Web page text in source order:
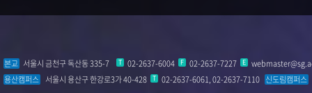
본교 서울시 금천구 독산동 335-7 T 02-2637-6004 F 02-2637-7227 E
용산캠퍼스 서울시 용산구 한강로3가 40-428 T 02-2637-6061, 02-2637-7110 신도림캠퍼스